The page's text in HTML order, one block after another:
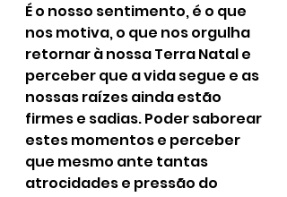
É o nosso sentimento, é o que
nos motiva, o que nos orgulha
retornar à nossa Terra Natal e
perceber que a vida segue e as
nossas raízes ainda estão
firmes e sadias. Poder saborear
estes momentos e perceber
que mesmo ante tantas
atrocidades e pressão do